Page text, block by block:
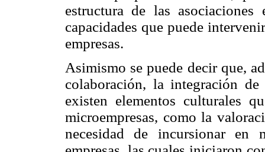
estructura de las
capacidades que puede
empresas.
Asimismo se puede decir que,
colaboración, la integración
existen elementos culturales
microempresas, como la
necesidad de incursionar en